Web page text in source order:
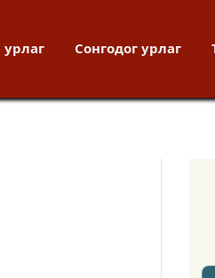
урлаг Сонгодог урлаг